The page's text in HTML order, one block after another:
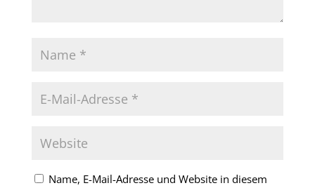
Name, E-Mail-Adresse und Website in diesem